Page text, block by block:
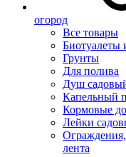
огород
Все товары
Биотуалеты
Грунты
Для полива
Душ
Капельный
Кормовые
Лейки
лента